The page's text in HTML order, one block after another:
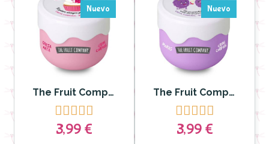
Nuevo
The Fruit Company - Crema Corporal Fresa Nata Efecto Seda 200 ml

3,99 €
Nuevo
The Fruit Company - Crema Corporal Moras Efecto Seda 200 ml

3,99 €